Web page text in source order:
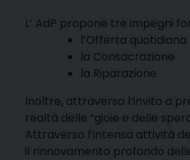
L’ AdP propone tre impegni
l’Offerta quotidiana
la Consacrazione
la Riparazione
Inoltre, attraverso l’invito a
realtà delle “gioie e delle
Attraverso l’intensa attività
il rinnovamento profondo